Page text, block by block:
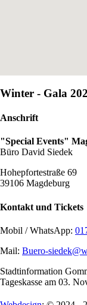
Winter - Gala
Anschrift
"Special Events"
Büro David Siedek
Hohepfortestraße 69
39106 Magdeburg
Kontakt und Tickets
Mobil / WhatsApp:
Mail: Buero-
Stadtinformation
Tageskasse am 03.